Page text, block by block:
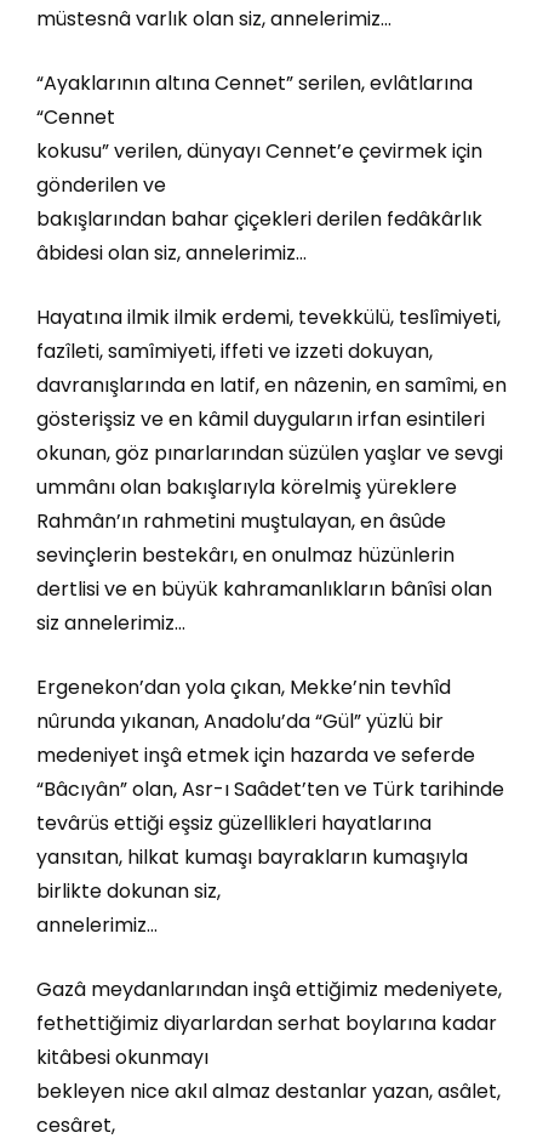
müstesnâ varlık olan siz, annelerimiz…
“Ayaklarının altına Cennet” serilen, evlâtlarına
“Cennet
kokusu” verilen, dünyayı Cennet’e çevirmek için
gönderilen ve
bakışlarından bahar çiçekleri derilen fedâkârlık
âbidesi olan siz, annelerimiz…
Hayatına ilmik ilmik erdemi, tevekkülü, teslîmiyeti,
fazîleti, samîmiyeti, iffeti ve izzeti dokuyan,
davranışlarında en latif, en nâzenin, en samîmi, en
gösterişsiz ve en kâmil duyguların irfan esintileri
okunan, göz pınarlarından süzülen yaşlar ve sevgi
ummânı olan bakışlarıyla körelmiş yüreklere
Rahmân’ın rahmetini muştulayan, en âsûde
sevinçlerin bestekârı, en onulmaz hüzünlerin
dertlisi ve en büyük kahramanlıkların bânîsi olan
siz annelerimiz…
Ergenekon’dan yola çıkan, Mekke’nin tevhîd
nûrunda yıkanan, Anadolu’da “Gül” yüzlü bir
medeniyet inşâ etmek için hazarda ve seferde
“Bâcıyân” olan, Asr-ı Saâdet’ten ve Türk tarihinde
tevârüs ettiği eşsiz güzellikleri hayatlarına
yansıtan, hilkat kumaşı bayrakların kumaşıyla
birlikte dokunan siz,
annelerimiz…
Gazâ meydanlarından inşâ ettiğimiz medeniyete,
fethettiğimiz diyarlardan serhat boylarına kadar
kitâbesi okunmayı
bekleyen nice akıl almaz destanlar yazan, asâlet,
cesâret,